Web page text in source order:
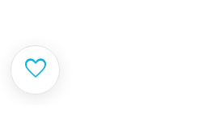
favorite